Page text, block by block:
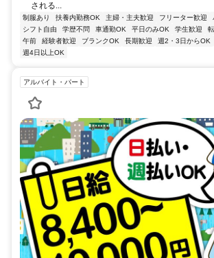
される...
制服あり 扶養内勤務OK 主婦・主夫歓迎 フリーター歓迎
シフト自由
学歴不問 車通勤OK 平日のみOK 学生歓迎
午前
経験者歓迎 ブランクOK 長期歓迎 週2・3日からOK
週4日以上OK
アルバイト・パート